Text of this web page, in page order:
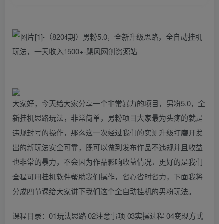
大家好，今天给大家分享一个非常暴力的项目，男粉5.0，全
新挂机思路玩法，非常简单，男粉项目大家最为头疼的就是
违规封号的操作，那么这一次经过我们的实测升级打磨开发
出的新玩法安全可靠，既可以做到发布作品不违规并且收益
也非常的暴力，不会因为作品影响收益情况，更好的是我们
全程可用挂机软件帮助我们操作，省心省时省力，下面我将
分成四节课给大家讲下我们这个全自动挂机的男粉玩法。
课程目录：01玩法思路 02注意事项 03实操过程 04变现方式